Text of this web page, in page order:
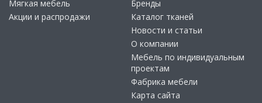
Мягкая мебель
Акции и распродажи
Бренды
Каталог тканей
Новости и статьи
О компании
Мебель по индивидуальным
проектам
Фабрика мебели
Карта сайта